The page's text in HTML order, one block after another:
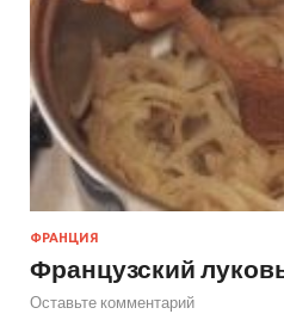
ФРАНЦИЯ
Французский
Оставьте комментарий